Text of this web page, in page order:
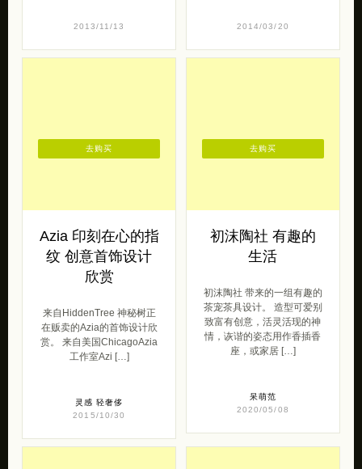
2013/11/13 2014/03/20
Azia 印刻在心的指
纹 创意首饰设计
欣赏
来自HiddenTree 神秘树正
在贩卖的Azia的首饰设计欣
赏。 来自美国ChicagoAzia
工作室Azi […]
灵感 轻奢侈
2015/10/30
去购买
初沫陶社 有趣的
生活
初沫陶社 带来的一组有趣的
茶宠茶具设计。 造型可爱别
致富有创意，活灵活现的神
情，诙谐的姿态用作香插香
座，或家居 […]
呆萌范
2020/05/08
去购买